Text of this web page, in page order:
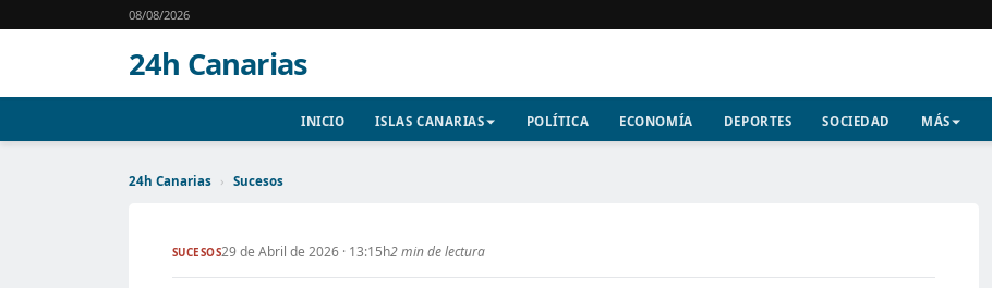
08/08/2026
24h Canarias
INICIO ISLAS CANARIAS POLÍTICA ECONOMÍA DEPORTES SOCIEDAD MÁS
24h Canarias › Sucesos
SUCESOS29 de Abril de 2026 · 13:15h2 min de lectura